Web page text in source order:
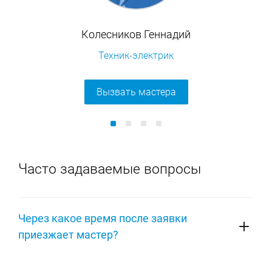
Колесников Геннадий
Техник-электрик
Вызвать мастера
Часто задаваемые вопросы
Через какое время после заявки
приезжает мастер?